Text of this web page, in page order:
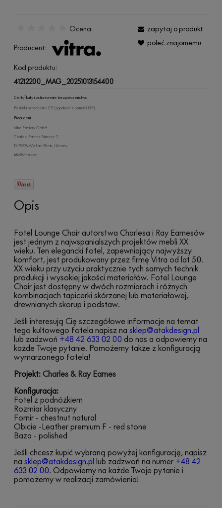
Ocena:
Producent:
Kod produktu:
41212200_MAG_20251013154400
zapytaj o produkt
poleć znajomemu
Certyfikaty i ostrzeżenie bezpieczeństwa
Posiada oznaczenie CE (zgodność z normami UE).
Producent
Vitra Factory GmbH
Charles-Eames-Strasse 2
D-79576 Weil am Rhein, Niemcy
info@vitra.com
Opis
Fotel Lounge Chair autorstwa Charlesa i Ray Eamesów
jest jednym z najwspanialszych projektów mebli XX
wieku. Ten elegancki fotel, zapewniający najwyższy
komfort, jest produkowany przez firmę Vitra od lat 50.
XX wieku przy użyciu praktycznie tych samych technik
produkcji i wysokiej jakości materiałów. Fotel Lounge
Chair jest dostępny w dwóch rozmiarach i różnych
kombinacjach tapicerki skórzanej lub materiałowej,
drewnianych skorup i podstaw.
Jeśli interesują Cię szczegółowe informacje na temat
tego kultowego fotela napisz na sklep@atakdesign.pl
lub zadzwoń +48 42 633 02 00 do nas a odpowiemy na
każde Twoje pytanie. Pomożemy także z konfiguracją
wymarzonego fotela!
Projekt: Charles & Ray Eames
Konfiguracja:
Fotel z podnóżkiem
Rozmiar klasyczny
Fornir - chestnut natural
Obicie -Leather premium F - red stone
Baza - polished
Jeśli chcesz kupić wybraną powyżej konfigurację, napisz
na sklep@atakdesign.pl lub zadzwoń na numer +48 42
633 02 00. Odpowiemy na każde Twoje pytanie i
pomożemy w realizacji zamówienia!